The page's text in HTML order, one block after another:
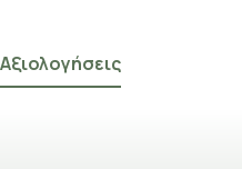
Αξιολογήσεις